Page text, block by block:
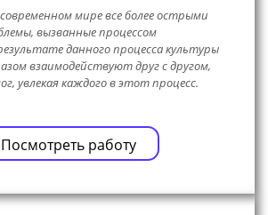
мире все более острыми
вызванные процессом
данного процесса культуры
взаимодействуют друг с другом,
увлекая каждого в этот процесс.
Посмотреть работу